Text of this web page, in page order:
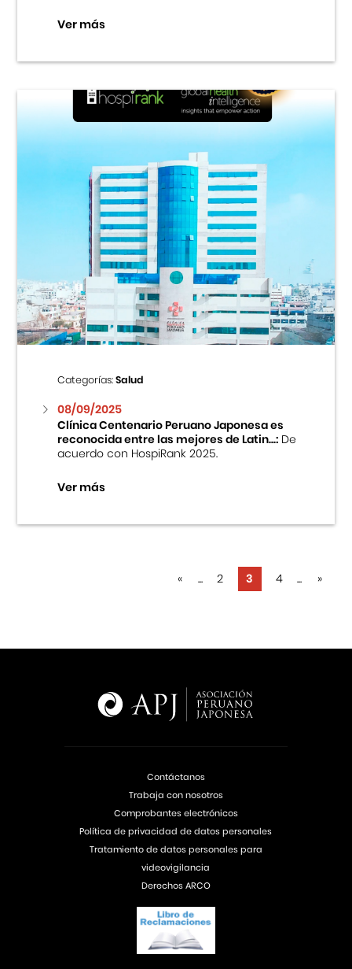
Ver más
Categorías:Salud
08/09/2025
Clínica Centenario Peruano Japonesa es
reconocida entre las mejores de Latin...:De
acuerdo con HospiRank 2025.
Ver más
« ... 2 3 4 ... »
Contáctanos
Trabaja con nosotros
Comprobantes electrónicos
Política de privacidad de datos personales
Tratamiento de datos personales para
videovigilancia
Derechos ARCO